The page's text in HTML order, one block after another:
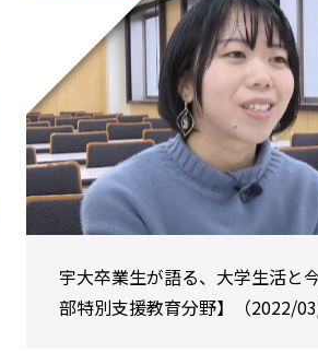
宇大卒業生が語る、大学生活と
部特別支援教育分野】（2022/